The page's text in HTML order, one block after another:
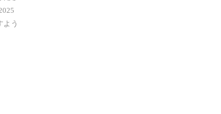
よう